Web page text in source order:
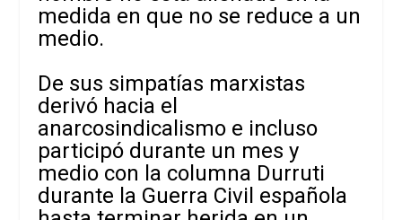
medida en que no se reduce a un
medio.
De sus simpatías marxistas
derivó hacia el
anarcosindicalismo e incluso
participó durante un mes y
medio con la columna Durruti
durante la Guerra Civil española